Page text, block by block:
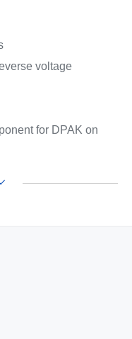
voltage
for DPAK on